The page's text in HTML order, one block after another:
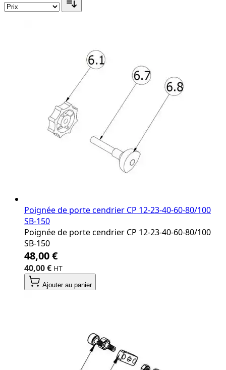
Poignée de porte cendrier CP 12‐23‐40‐60‐80/100
SB‐150
Poignée de porte cendrier CP 12‐23‐40‐60‐80/100
SB‐150
48,00 €
40,00 €
Ajouter au panier